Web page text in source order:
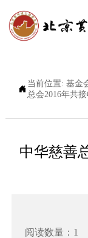

当前位置: 基金
总会2016年共
中华慈善
阅读数量：1